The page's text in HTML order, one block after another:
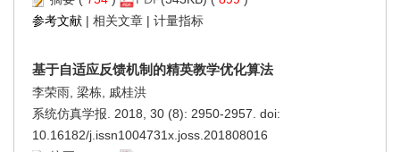
参考文献 | 相关文章 | 计量指标
基于自适应反馈机制的精英教学优化算法
李荣雨, 梁栋, 戚桂洪
系统仿真学报. 2018, 30 (8): 2950-2957. doi:
10.16182/j.issn1004731x.joss.201808016